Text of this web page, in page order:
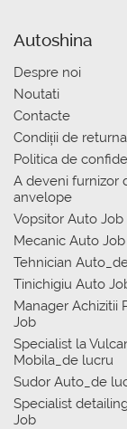
Autoshina
Despre noi
Noutati
Contacte
Condiții de
Politica de
A deveni furnizor
anvelope
Vopsitor Auto Job
Mecanic Auto Job
Tehnician
Tinichigiu Auto
Manager Achizitii
Job
Specialist la
Mobila_de lucru
Sudor Auto_de
Specialist
Job